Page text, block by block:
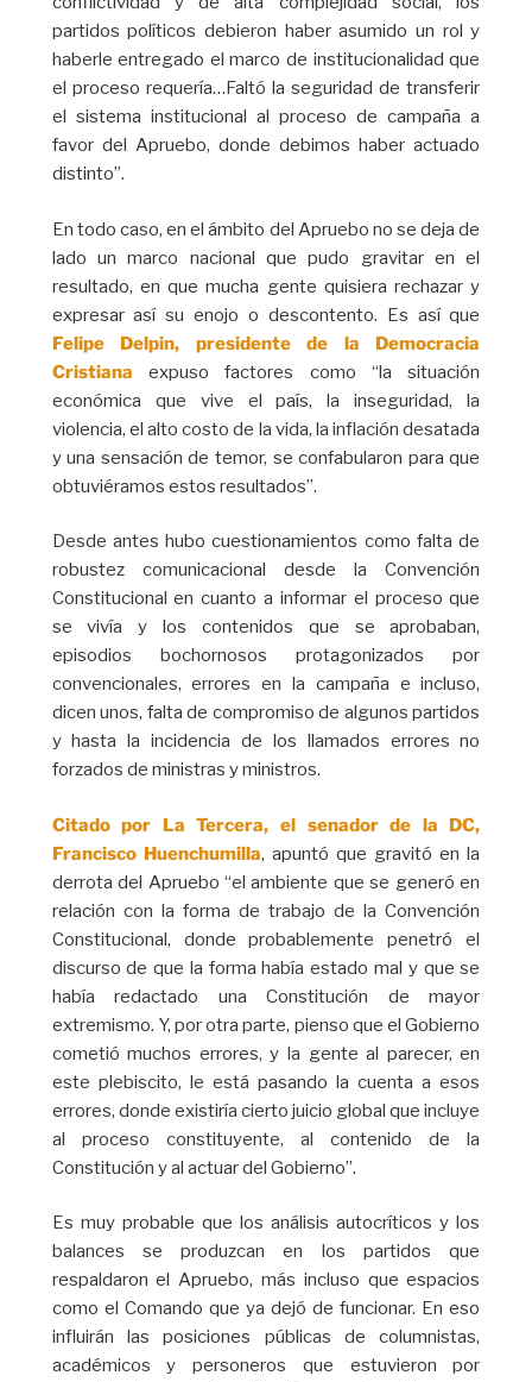
partidos políticos debieron haber asumido un rol y
haberle entregado el marco de institucionalidad que
el proceso requería…Faltó la seguridad de transferir
el sistema institucional al proceso de campaña a
favor del Apruebo, donde debimos haber actuado
distinto”.
En todo caso, en el ámbito del Apruebo no se deja de
lado un marco nacional que pudo gravitar en el
resultado, en que mucha gente quisiera rechazar y
expresar así su enojo o descontento. Es así que
Felipe Delpin, presidente de la Democracia
Cristiana expuso factores como “la situación
económica que vive el país, la inseguridad, la
violencia, el alto costo de la vida, la inflación desatada
y una sensación de temor, se confabularon para que
obtuviéramos estos resultados”.
Desde antes hubo cuestionamientos como falta de
robustez comunicacional desde la Convención
Constitucional en cuanto a informar el proceso que
se vivía y los contenidos que se aprobaban,
episodios bochornosos protagonizados por
convencionales, errores en la campaña e incluso,
dicen unos, falta de compromiso de algunos partidos
y hasta la incidencia de los llamados errores no
forzados de ministras y ministros.
Citado por La Tercera, el senador de la DC,
Francisco Huenchumilla, apuntó que gravitó en la
derrota del Apruebo “el ambiente que se generó en
relación con la forma de trabajo de la Convención
Constitucional, donde probablemente penetró el
discurso de que la forma había estado mal y que se
había redactado una Constitución de mayor
extremismo. Y, por otra parte, pienso que el Gobierno
cometió muchos errores, y la gente al parecer, en
este plebiscito, le está pasando la cuenta a esos
errores, donde existiría cierto juicio global que incluye
al proceso constituyente, al contenido de la
Constitución y al actuar del Gobierno”.
Es muy probable que los análisis autocríticos y los
balances se produzcan en los partidos que
respaldaron el Apruebo, más incluso que espacios
como el Comando que ya dejó de funcionar. En eso
influirán las posiciones públicas de columnistas,
académicos y personeros que estuvieron por